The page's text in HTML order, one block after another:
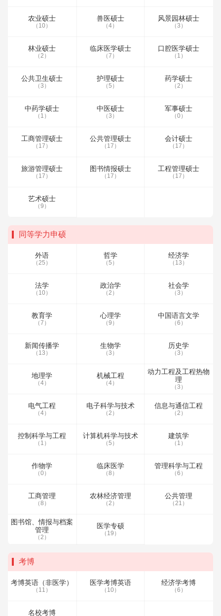
农业硕士
（10）
兽医硕士
（4）
风景园林硕士
（3）
林业硕士
（2）
临床医学硕士
（7）
口腔医学硕士
（1）
公共卫生硕士
（3）
护理硕士
（5）
药学硕士
（2）
中药学硕士
（1）
中医硕士
（3）
军事硕士
（0）
工商管理硕士
（17）
公共管理硕士
（17）
会计硕士
（17）
旅游管理硕士
（17）
图书情报硕士
（17）
工程管理硕士
（17）
艺术硕士
（9）
同等学力申硕
外语
（25）
哲学
（5）
经济学
（13）
法学
（10）
政治学
（2）
社会学
（3）
教育学
（7）
心理学
（9）
中国语言文学
（6）
新闻传播学
（13）
生物学
（3）
历史学
（3）
地理学
（4）
机械工程
（4）
动力工程及工程热物
理
（3）
电气工程
（4）
电子科学与技术
（2）
信息与通信工程
（2）
控制科学与工程
（1）
计算机科学与技术
（5）
建筑学
（1）
作物学
（0）
临床医学
（8）
管理科学与工程
（6）
工商管理
（8）
农林经济管理
（2）
公共管理
（21）
图书馆、情报与档案
管理
（2）
医学专硕
（19）
考博
考博英语（非医学）
（11）
医学考博英语
（10）
经济学考博
（6）
名校考博